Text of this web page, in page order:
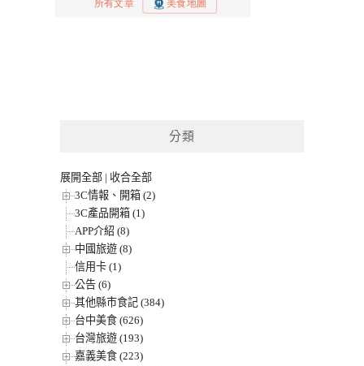
分類
展開全部 | 收合全部
3C情報、開箱 (2)
3C產品開箱 (1)
APP介紹 (8)
中國旅遊 (8)
信用卡 (1)
公告 (6)
其他縣市食記 (384)
台中美食 (626)
台灣旅遊 (193)
嘉義美食 (223)